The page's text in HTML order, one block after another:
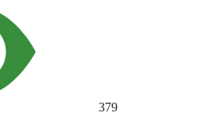
379